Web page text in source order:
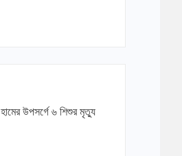
হামের উপসর্গে ৬ শিশুর মৃত্যু